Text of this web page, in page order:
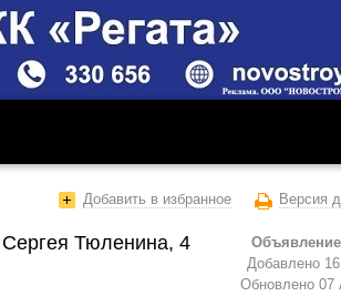
Добавить в избранное Версия
Добавлено
Обновлено 07
Тюленина, 4